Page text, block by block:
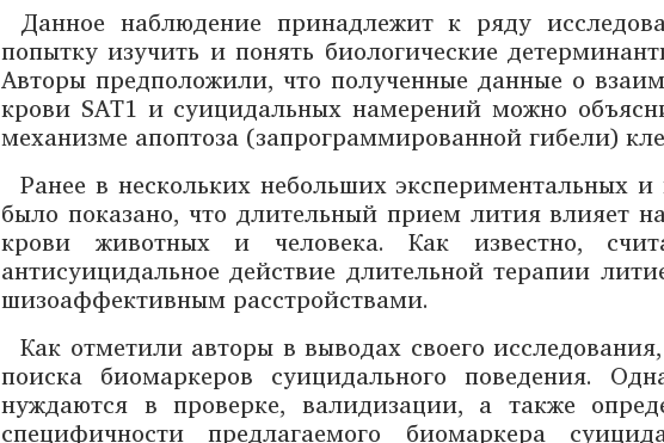
Данное наблюдение принадлежит к ряду
попытку изучить и понять биологические
Авторы предположили, что полученные данные о
крови SAT1 и суицидальных намерений можно
механизме апоптоза (запрограммированной гибели)
Ранее в нескольких небольших экспериментальных
было показано, что длительный прием лития влияет
крови животных и человека. Как известно,
антисуицидальное действие длительной терапии
шизоаффективным расстройствами.
Как отметили авторы в выводах своего
поиска биомаркеров суицидального поведения.
нуждаются в проверке, валидизации, а также
специфичности предлагаемого биомаркера